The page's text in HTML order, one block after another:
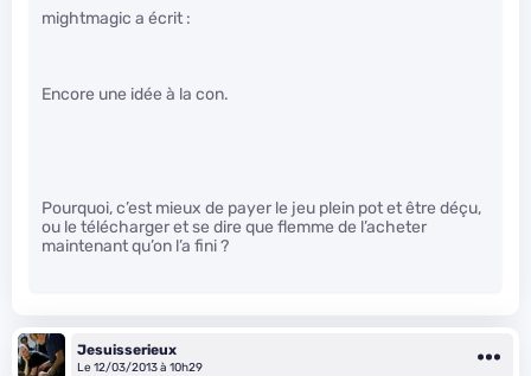
mightmagic a écrit :
Encore une idée à la con.
Pourquoi, c’est mieux de payer le jeu plein pot et être déçu,
ou le télécharger et se dire que flemme de l’acheter
maintenant qu’on l’a fini ?
Jesuisserieux
Le 12/03/2013 à 10h29